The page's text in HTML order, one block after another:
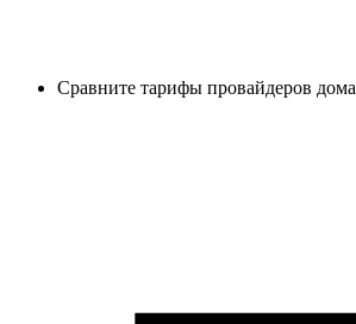
Сравните тарифы провайдеров дома